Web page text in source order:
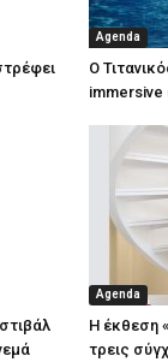
Agenda
Ο
immersive
Agenda
Η έκθεση
τρεις